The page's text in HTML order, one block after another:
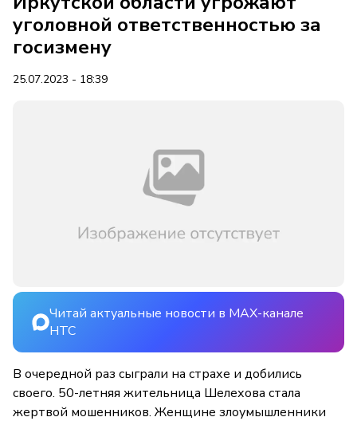
уголовной ответственностью за
госизмену
25.07.2023 - 18:39
Читай актуальные новости в MAX-канале
НТС
В очередной раз сыграли на страхе и добились
своего. 50-летняя жительница Шелехова стала
жертвой мошенников. Женщине злоумышленники